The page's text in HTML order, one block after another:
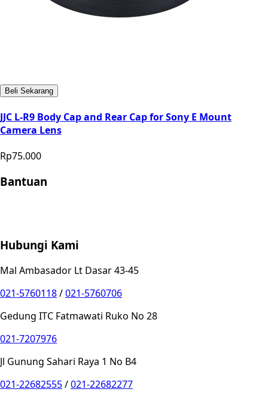
Beli Sekarang
JJC L-R9 Body Cap and Rear Cap for Sony E Mount
Camera Lens
Rp75.000
Bantuan
Hubungi Kami
Mal Ambasador Lt Dasar 43-45
021-5760118/021-5760706
Gedung ITC Fatmawati Ruko No 28
021-7207976
Jl Gunung Sahari Raya 1 No B4
021-22682555/021-22682277